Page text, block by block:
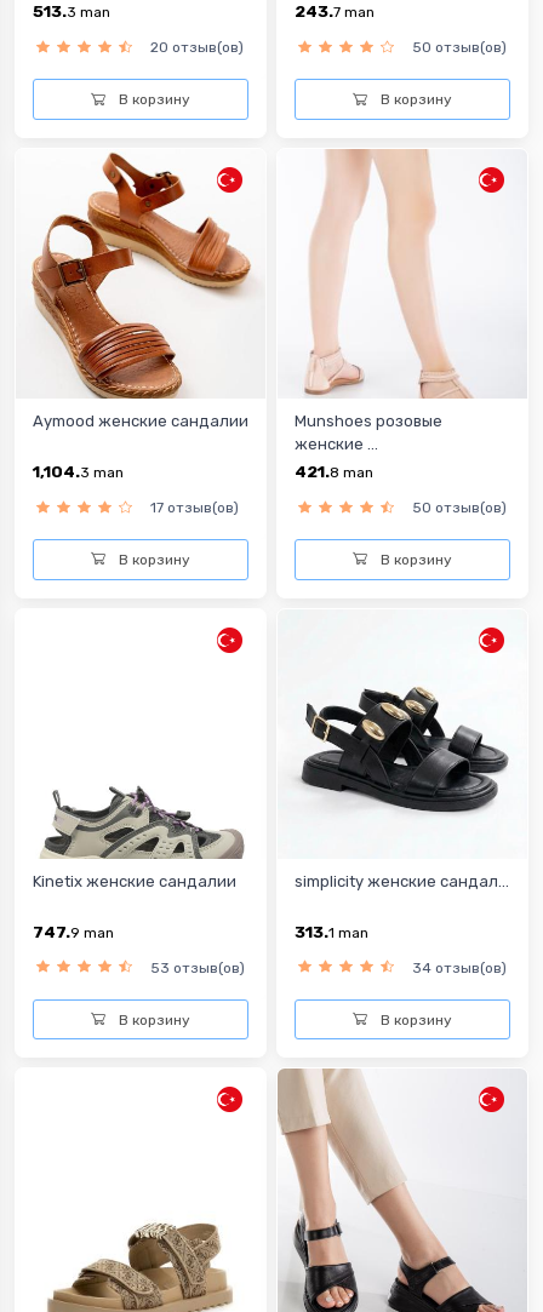
513.3 man
20 отзыв(ов)
В корзину
243.7 man
50 отзыв(ов)
В корзину
Aymood женские сандалии
1,104.3 man
17 отзыв(ов)
В корзину
Munshoes розовыe
женскиe ...
421.8 man
50 отзыв(ов)
В корзину
Kinetix женские сандалии
747.9 man
53 отзыв(ов)
В корзину
simplicity женские сандал...
313.1 man
34 отзыв(ов)
В корзину